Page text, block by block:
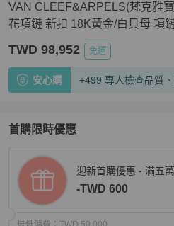
VAN CLEEF&ARPELS(梵克雅
花項鏈 新扣 18K黃金/白貝母 項
TWD 98,952 免運
安心購 +499 專人檢查品質
首購限時優惠
迎新首購優惠 - 滿五
-TWD 600